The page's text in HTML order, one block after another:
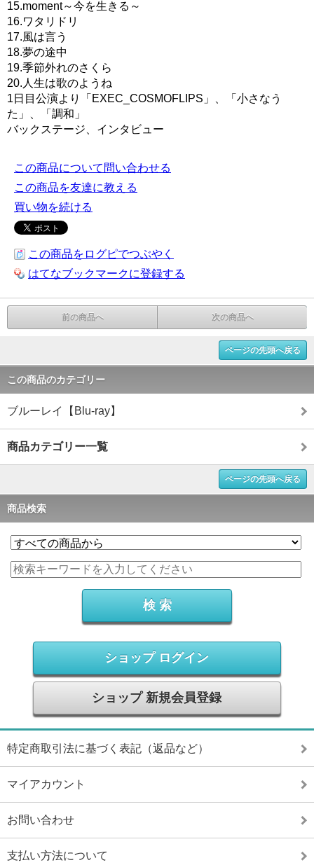
15.moment～今を生きる～
16.ワタリドリ
17.風は言う
18.夢の途中
19.季節外れのさくら
20.人生は歌のようね
1日目公演より「EXEC_COSMOFLIPS」、「小さなう
た」、「調和」
バックステージ、インタビュー
この商品について問い合わせる
この商品を友達に教える
買い物を続ける
この商品をログピでつぶやく
はてなブックマークに登録する
前の商品へ 次の商品へ
ページの先頭へ戻る
この商品のカテゴリー
ブルーレイ【Blu-ray】
商品カテゴリー一覧
ページの先頭へ戻る
商品検索
ショップ ログイン
ショップ 新規会員登録
特定商取引法に基づく表記（返品など）
マイアカウント
お問い合わせ
支払い方法について